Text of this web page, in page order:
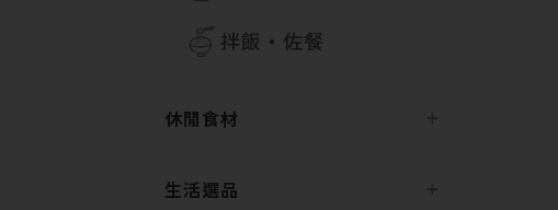
拌飯・佐餐
休閒食材
生活選品